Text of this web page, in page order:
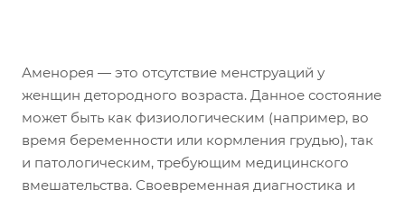
Аменорея — это отсутствие менструаций у
женщин детородного возраста. Данное состояние
может быть как физиологическим (например, во
время беременности или кормления грудью), так
и патологическим, требующим медицинского
вмешательства. Своевременная диагностика и